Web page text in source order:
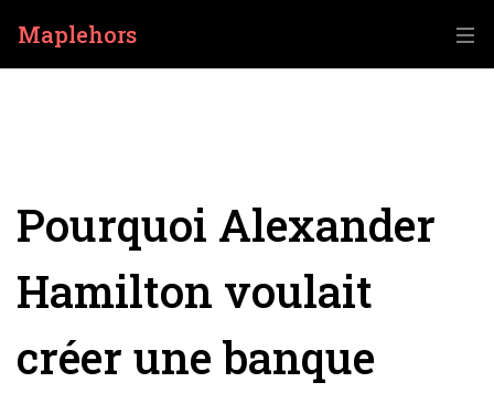
Maplehors
Pourquoi Alexander
Hamilton voulait
créer une banque